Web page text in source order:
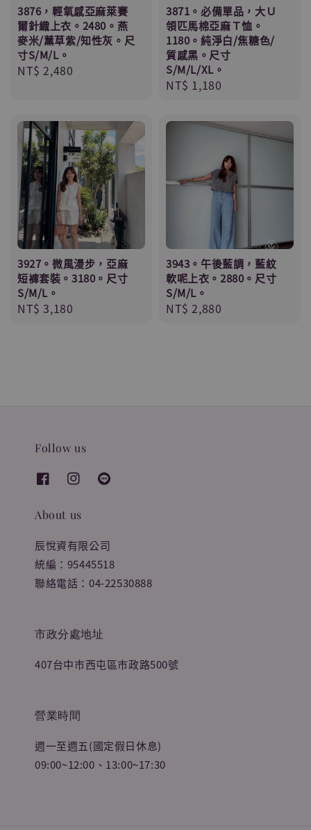
3876，輕氧感亞麻萊賽
爾針織上衣。2480。燕
麥米/薰草紫/知性灰。尺
寸S/M/L。
Regular
NT$ 2,480
3871。必備單品，大Ｕ
領匹馬棉亞麻Ｔ恤。
1180。純淨白/焦糖色/
質感黑。尺寸
S/M/L/XL。
Regular
NT$ 1,180
3927。微風漫步，亞麻
短褲套裝。3180。尺寸
S/M/L。
Regular
NT$ 3,180
3943。午後藍調，藍紋
軟呢上衣。2880。尺寸
S/M/L。
Regular
NT$ 2,880
Follow us
About us
辰悅資有限公司
統編：95445518
聯絡電話：04-22530888
市政分處地址
407台中市西屯區市政路500號
營業時間
週一至週五(國定假日休息)
09:00~12:00、13:00~17:30